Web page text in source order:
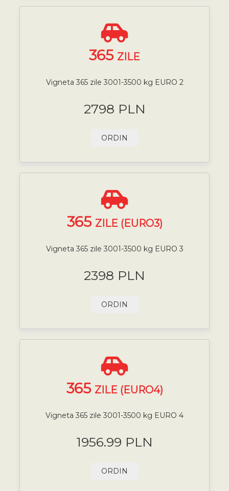
365 ZILE
Vigneta 365 zile 3001-3500 kg EURO 2
2798 PLN
ORDIN
365 ZILE (EURO3)
Vigneta 365 zile 3001-3500 kg EURO 3
2398 PLN
ORDIN
365 ZILE (EURO4)
Vigneta 365 zile 3001-3500 kg EURO 4
1956.99 PLN
ORDIN